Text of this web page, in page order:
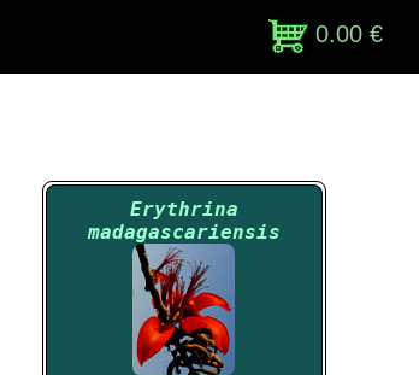
0.00 €
Erythrina
madagascariensis